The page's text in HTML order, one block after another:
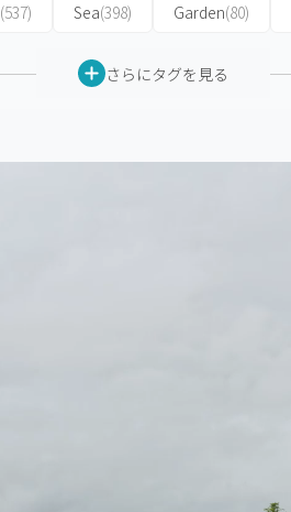
(537) Sea(398) Garden(80)
さらにタグを見る